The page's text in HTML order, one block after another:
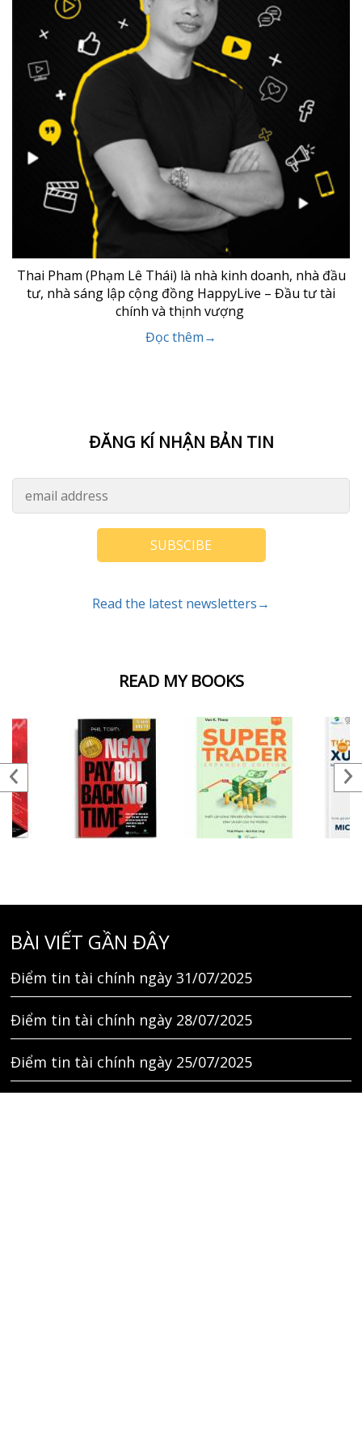
READ MY BOOKS
Thai Pham (Phạm Lê Thái) là nhà kinh doanh, nhà đầu
tư, nhà sáng lập cộng đồng HappyLive – Đầu tư tài
chính và thịnh vượng
Đọc thêm→
ĐĂNG KÍ NHẬN BẢN TIN
SUBSCIBE
Read the latest newsletters→
BÀI VIẾT GẦN ĐÂY
Điểm tin tài chính ngày 31/07/2025
Điểm tin tài chính ngày 28/07/2025
Điểm tin tài chính ngày 25/07/2025